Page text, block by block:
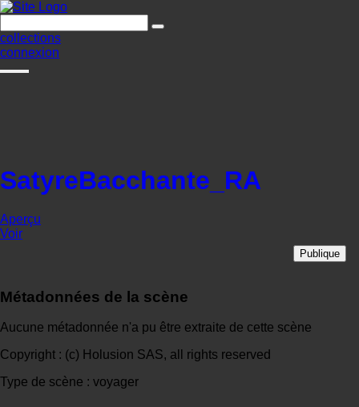
collections
connexion
SatyreBacchante_RA
Aperçu
Voir
Publique
Métadonnées de la scène
Aucune métadonnée n'a pu être extraite de cette scène
Copyright : (c) Holusion SAS, all rights reserved
Type de scène : voyager